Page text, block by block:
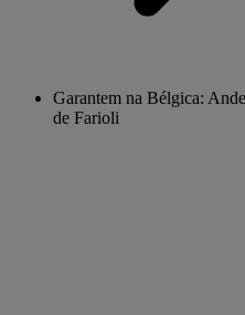
Garantem na Bélgica:
de Farioli